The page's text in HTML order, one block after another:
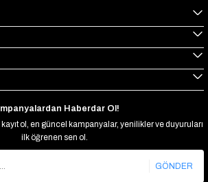
Haberdar Ol!
ol, en güncel kampanyalar, yenilikler ve duyuruları
ilk öğrenen sen ol.
GÖNDER